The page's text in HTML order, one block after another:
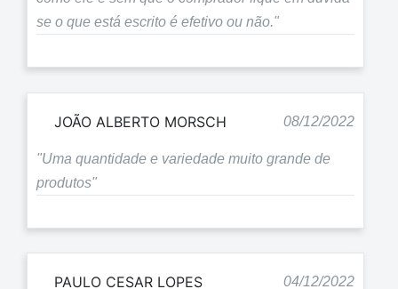
se o que está escrito é efetivo ou não."
JOÃO ALBERTO MORSCH 08/12/2022
"Uma quantidade e variedade muito grande de
produtos"
PAULO CESAR LOPES 04/12/2022